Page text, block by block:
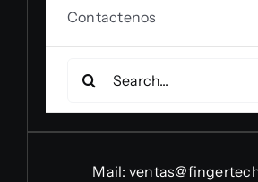
Contactenos
Search
Mail: